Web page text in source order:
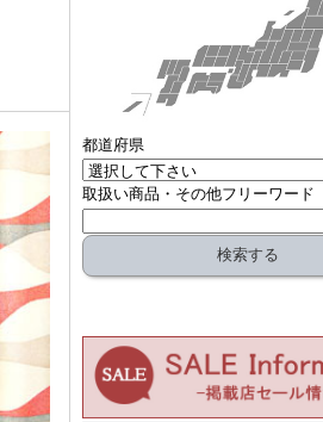
都道府県
取扱い商品・その他フリーワード